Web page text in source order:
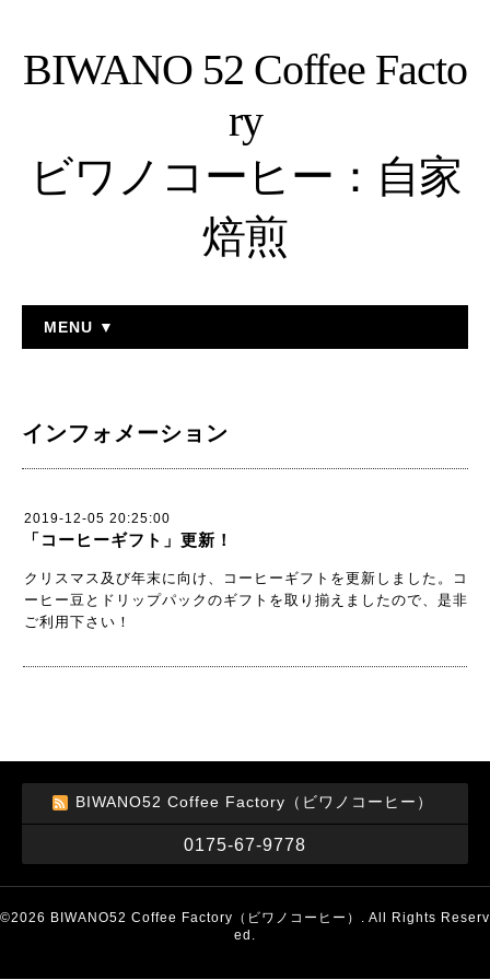
BIWANO 52 Coffee Facto
ry
ビワノコーヒー：自家
焙煎
MENU ▼
インフォメーション
2019-12-05 20:25:00
「コーヒーギフト」更新！
クリスマス及び年末に向け、コーヒーギフトを更新しました。コ
ーヒー豆とドリップパックのギフトを取り揃えましたので、是非
ご利用下さい！
BIWANO52 Coffee Factory（ビワノコーヒー）
0175-67-9778
©2026 BIWANO52 Coffee Factory（ビワノコーヒー） . All Rights Reserv
ed.